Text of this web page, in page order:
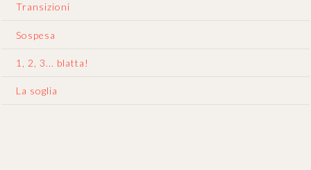
Transizioni
Sospesa
1, 2, 3... blatta!
La soglia